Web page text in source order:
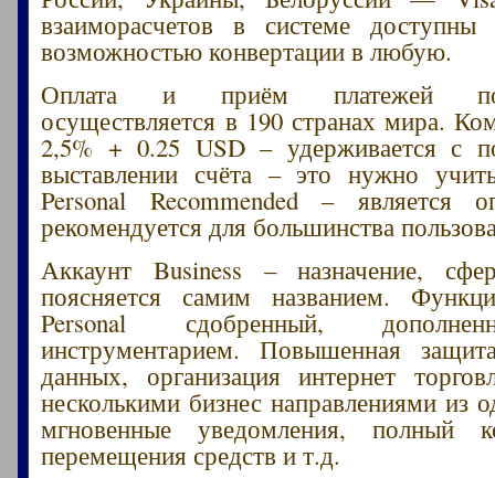
взаиморасчетов в системе
возможностью конвертации в любую.
Оплата и приём платежей
осуществляется в 190 странах мира.
2,5% + 0.25 USD – удерживается с
выставлении счёта – это нужно
Personal Recommended – является
рекомендуется для большинства
Аккаунт Business – назначение,
поясняется самим названием.
Personal сдобренный,
инструментарием. Повышенная
данных, организация интернет
несколькими бизнес направлениями из
мгновенные уведомления, полный
перемещения средств и т.д.